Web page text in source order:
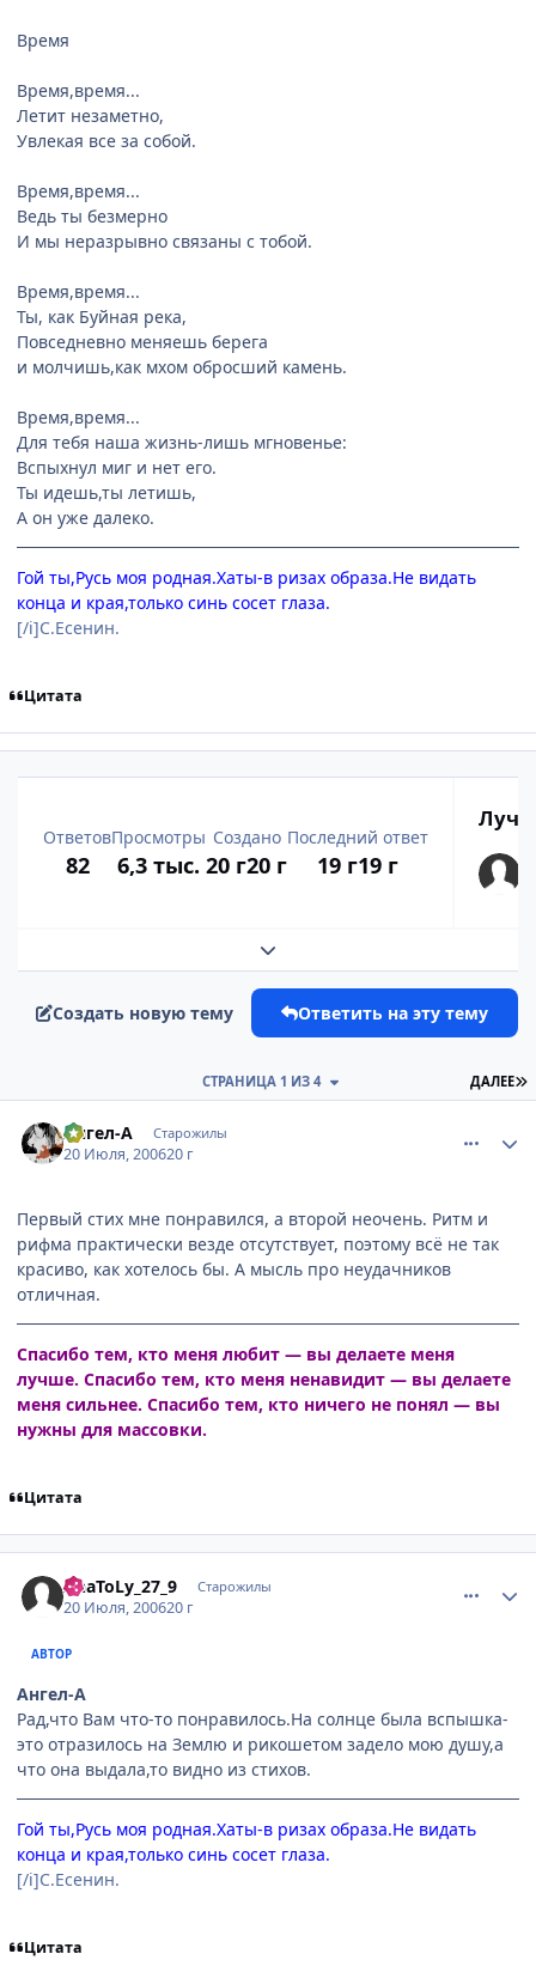
Время
Время,время...
Летит незаметно,
Увлекая все за собой.
Время,время...
Ведь ты безмерно
И мы неразрывно связаны с тобой.
Время,время...
Ты, как Буйная река,
Повседневно меняешь берега
и молчишь,как мхом обросший камень.
Время,время...
Для тебя наша жизнь-лишь мгновенье:
Вспыхнул миг и нет его.
Ты идешь,ты летишь,
А он уже далеко.
Гой ты,Русь моя родная.Хаты-в ризах образа.Не видать
конца и края,только синь сосет глаза.
[/i]С.Есенин.
Цитата
Ответов
82
Просмотры
6,3 тыс.
Создано
20 г20 г
Последний ответ
19 г19 г
Развернуть обзор темы
Создать новую тему Ответить на эту тему
ДАЛЕЕ
СТРАНИЦА 1 ИЗ 4
Ангел-А Старожилы
20 Июля, 200620 г
Первый стих мне понравился, а второй неочень. Ритм и
рифма практически везде отсутствует, поэтому всё не так
красиво, как хотелось бы. А мысль про неудачников
отличная.
Спасибо тем, кто меня любит — вы делаете меня
лучше. Спасибо тем, кто меня ненавидит — вы делаете
меня сильнее. Спасибо тем, кто ничего не понял — вы
нужны для массовки.
Цитата
AnaToLy_27_9 Старожилы
20 Июля, 200620 г
АВТОР
Ангел-А
Рад,что Вам что-то понравилось.На солнце была вспышка-
это отразилось на Землю и рикошетом задело мою душу,а
что она выдала,то видно из стихов.
Гой ты,Русь моя родная.Хаты-в ризах образа.Не видать
конца и края,только синь сосет глаза.
[/i]С.Есенин.
Цитата